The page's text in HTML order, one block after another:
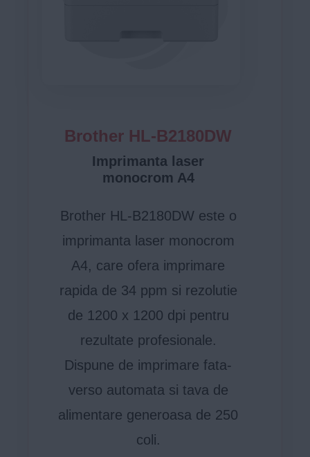
Brother HL-B2180DW
Imprimanta laser
monocrom A4
Brother HL-B2180DW este o
imprimanta laser monocrom
A4, care ofera imprimare
rapida de 34 ppm si rezolutie
de 1200 x 1200 dpi pentru
rezultate profesionale.
Dispune de imprimare fata-
verso automata si tava de
alimentare generoasa de 250
coli.